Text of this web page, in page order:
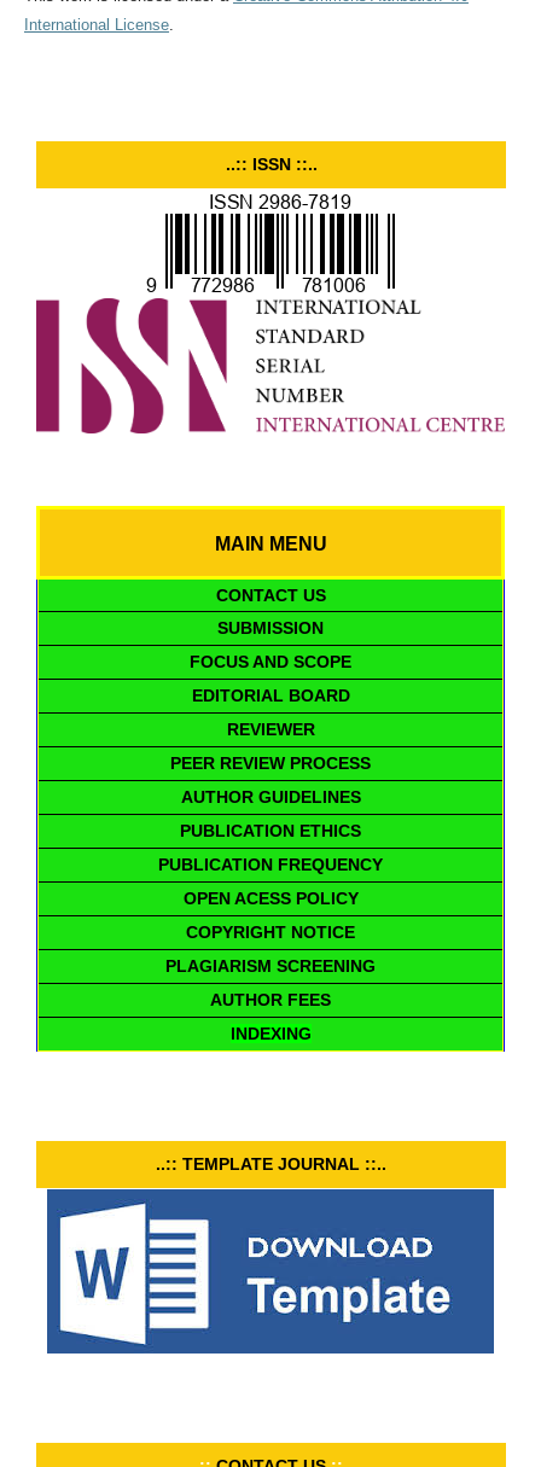
International License.
..:: ISSN ::..
MAIN MENU
CONTACT US
SUBMISSION
FOCUS AND SCOPE
EDITORIAL BOARD
REVIEWER
PEER REVIEW PROCESS
AUTHOR GUIDELINES
PUBLICATION ETHICS
PUBLICATION FREQUENCY
OPEN ACESS POLICY
COPYRIGHT NOTICE
PLAGIARISM SCREENING
AUTHOR FEES
INDEXING
..:: TEMPLATE JOURNAL ::..